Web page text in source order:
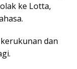
ke Lotta,
dan